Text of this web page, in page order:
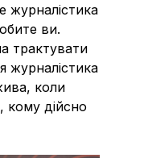
журналістика
ви.
трактувати
журналістика
коли
дійсно